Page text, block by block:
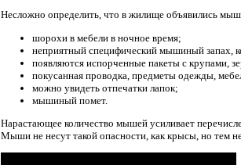
Несложно определить, что в жилище объявились
шорохи в мебели в ночное время;
неприятный специфический мышиный запах,
появляются испорченные пакеты с крупами,
покусанная проводка, предметы одежды,
можно увидеть отпечатки лапок;
мышиный помет.
Нарастающее количество мышей усиливает
Мыши не несут такой опасности, как крысы, но тем